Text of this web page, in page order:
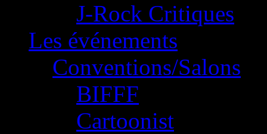
J-Rock Critiques
Les événements
Conventions/Salons
BIFFF
Cartoonist